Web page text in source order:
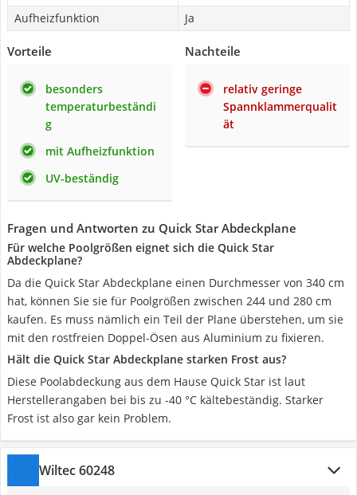
Aufheizfunktion
Ja
Vorteile
besonders
temperaturbeständi
g
mit Aufheizfunktion
UV-beständig
Nachteile
relativ geringe
Spannklammerqualit
ät
Fragen und Antworten zu Quick Star Abdeckplane
Für welche Poolgrößen eignet sich die Quick Star
Abdeckplane?
Da die Quick Star Abdeckplane einen Durchmesser von 340 cm
hat, können Sie sie für Poolgrößen zwischen 244 und 280 cm
kaufen. Es muss nämlich ein Teil der Plane überstehen, um sie
mit den rostfreien Doppel-Ösen aus Aluminium zu fixieren.
Hält die Quick Star Abdeckplane starken Frost aus?
Diese Poolabdeckung aus dem Hause Quick Star ist laut
Herstellerangaben bei bis zu -40 °C kältebeständig. Starker
Frost ist also gar kein Problem.
Wiltec 60248